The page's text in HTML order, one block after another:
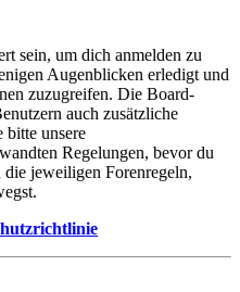
sein, um dich anmelden zu
Augenblicken erledigt und
zuzugreifen. Die Board-
auch zusätzliche
bitte unsere
Regelungen, bevor du
jeweiligen Forenregeln,